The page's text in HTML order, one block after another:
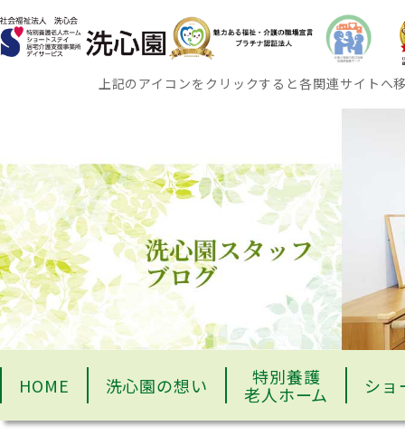
上記のアイコンをクリックすると各関連サイトへ
HOME 洗心園の想い 特別養護
老人ホーム ショ